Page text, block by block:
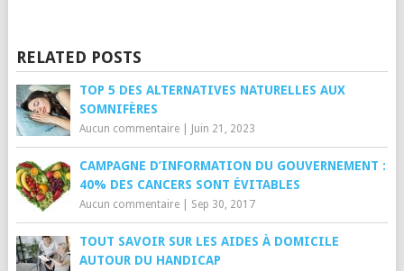
RELATED POSTS
TOP 5 DES ALTERNATIVES NATURELLES AUX
SOMNIFÈRES
Aucun commentaire| Juin 21, 2023
CAMPAGNE D’INFORMATION DU GOUVERNEMENT :
40% DES CANCERS SONT ÉVITABLES
Aucun commentaire| Sep 30, 2017
TOUT SAVOIR SUR LES AIDES À DOMICILE
AUTOUR DU HANDICAP